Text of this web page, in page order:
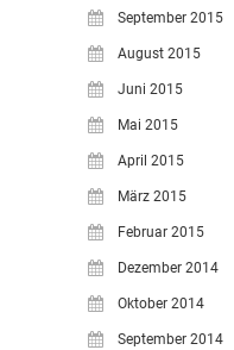
September 2015
August 2015
Juni 2015
Mai 2015
April 2015
März 2015
Februar 2015
Dezember 2014
Oktober 2014
September 2014